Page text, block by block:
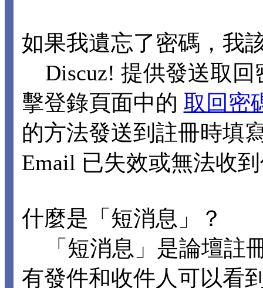
如果我遺忘了密碼，我
Discuz! 提供發送取回
擊登錄頁面中的 取回密
的方法發送到註冊時填
Email 已失效或無法收
什麼是「短消息」？
「短消息」是論壇註
有發件和收件人可以看